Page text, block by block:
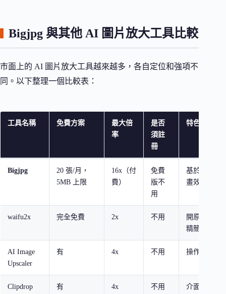
Bigjpg 與其他 AI 圖片放大工具比較
市面上的 AI 圖片放大工具越來越多，各自定位和強項不
同。以下整理一個比較表：
工具名稱 免費方案
最大倍
率
是否
須註
冊
特色
Bigjpg
20 張/月，
5MB 上限
16x（付
費）
免費
版不
用
基於
畫效果出色
waifu2x 完全免費 2x 不用
開原始版本
精簡
AI Image
Upscaler
有 4x 不用 操作簡單，
Clipdrop
有 4x 不用
介面精緻，